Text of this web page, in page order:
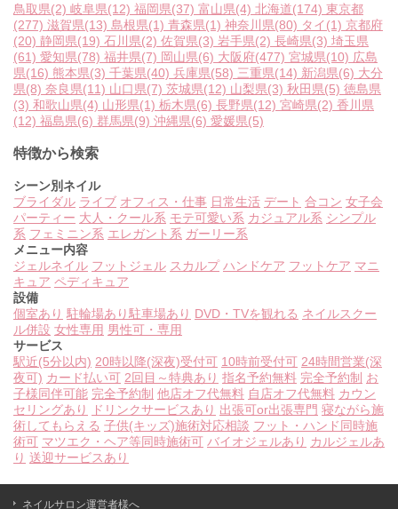
鳥取県(2) 岐阜県(12) 福岡県(37) 富山県(4) 北海道(174) 東京都
(277) 滋賀県(13) 島根県(1) 青森県(1) 神奈川県(80) タイ(1) 京都府
(20) 静岡県(19) 石川県(2) 佐賀県(3) 岩手県(2) 長崎県(3) 埼玉県
(61) 愛知県(78) 福井県(7) 岡山県(6) 大阪府(477) 宮城県(10) 広島
県(16) 熊本県(3) 千葉県(40) 兵庫県(58) 三重県(14) 新潟県(6) 大分
県(8) 奈良県(11) 山口県(7) 茨城県(12) 山梨県(3) 秋田県(5) 徳島県
(3) 和歌山県(4) 山形県(1) 栃木県(6) 長野県(12) 宮崎県(2) 香川県
(12) 福島県(6) 群馬県(9) 沖縄県(6) 愛媛県(5)
特徴から検索
シーン別ネイル
ブライダル ライブ オフィス・仕事 日常生活 デート 合コン 女子会
パーティー 大人・クール系 モテ可愛い系 カジュアル系 シンプル
系 フェミニン系 エレガント系 ガーリー系
メニュー内容
ジェルネイル フットジェル スカルプ ハンドケア フットケア マニ
キュア ペディキュア
設備
個室あり 駐輪場あり駐車場あり DVD・TVを観れる ネイルスクー
ル併設 女性専用 男性可・専用
サービス
駅近(5分以内) 20時以降(深夜)受付可 10時前受付可 24時間営業(深
夜可) カード払い可 2回目～特典あり 指名予約無料 完全予約制 お
子様同伴可能 完全予約制 他店オフ代無料 自店オフ代無料 カウン
セリングあり
ドリンクサービスあり 出張可or出張専門 寝ながら施
術してもらえる 子供(キッズ)施術対応相談 フット・ハンド同時施
術可 マツエク・ヘア等同時施術可 バイオジェルあり カルジェルあ
り 送迎サービスあり
ネイルサロン運営者様へ